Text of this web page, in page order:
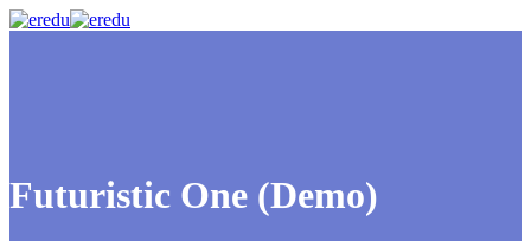
Futuristic One (Demo)